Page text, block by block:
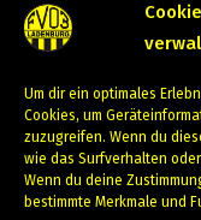
Um dir ein optimales
Cookies, um
zuzugreifen. Wenn du
wie das Surfverhalten
Wenn du deine
bestimmte Merkmale und
Februar 27,
PREVIOUS